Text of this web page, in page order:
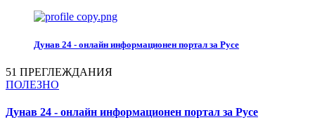
Дунав 24 - онлайн информационен портал за Русе
51 ПРЕГЛЕЖДАНИЯ
ПОЛЕЗНО
Дунав 24 - онлайн информационен портал за Русе